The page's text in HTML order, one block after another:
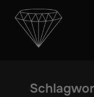
Inhalt
springen